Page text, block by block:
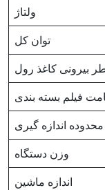
ولتاژ
توان کل
بیرونی کاغذ رول
فیلم بسته بندی
محدوده اندازه گیری
وزن دستگاه
اندازه ماشین